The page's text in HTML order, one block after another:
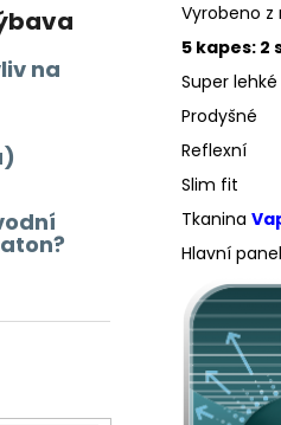
na
Vyrobeno
5 kapes: 2
Super lehké
Prodyšné
Reflexní
Slim fit
Tkanina V
Hlavní